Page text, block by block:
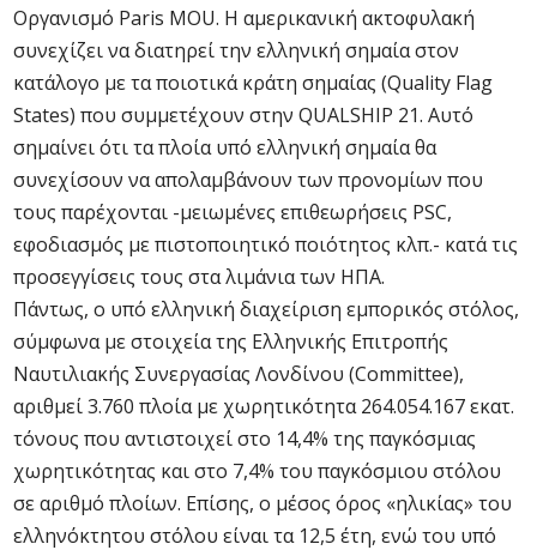
Οργανισμό Paris MOU. Η αμερικανική ακτοφυλακή
συνεχίζει να διατηρεί την ελληνική σημαία στον
κατάλογο με τα ποιοτικά κράτη σημαίας (Quality Flag
States) που συμμετέχουν στην QUALSHIP 21. Αυτό
σημαίνει ότι τα πλοία υπό ελληνική σημαία θα
συνεχίσουν να απολαμβάνουν των προνομίων που
τους παρέχονται -μειωμένες επιθεωρήσεις PSC,
εφοδιασμός με πιστοποιητικό ποιότητος κλπ.- κατά τις
προσεγγίσεις τους στα λιμάνια των ΗΠΑ.
Πάντως, ο υπό ελληνική διαχείριση εμπορικός στόλος,
σύμφωνα με στοιχεία της Ελληνικής Επιτροπής
Ναυτιλιακής Συνεργασίας Λονδίνου (Committee),
αριθμεί 3.760 πλοία με χωρητικότητα 264.054.167 εκατ.
τόνους που αντιστοιχεί στο 14,4% της παγκόσμιας
χωρητικότητας και στο 7,4% του παγκόσμιου στόλου
σε αριθμό πλοίων. Επίσης, ο μέσος όρος «ηλικίας» του
ελληνόκτητου στόλου είναι τα 12,5 έτη, ενώ του υπό